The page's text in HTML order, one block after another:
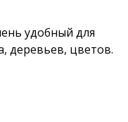
удобный для
деревьев, цветов.